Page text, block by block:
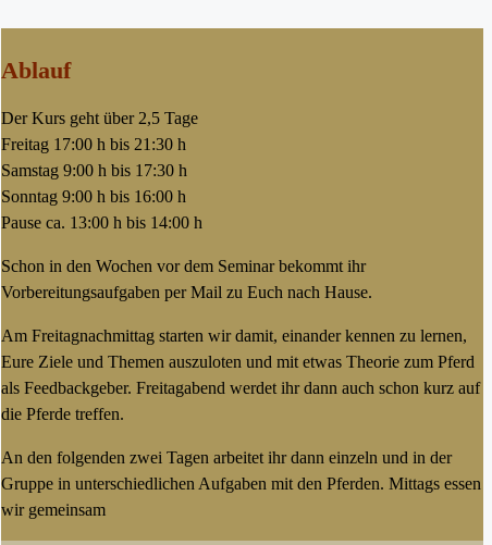
Ablauf
Der Kurs geht über 2,5 Tage
Freitag 17:00 h bis 21:30 h
Samstag 9:00 h bis 17:30 h
Sonntag 9:00 h bis 16:00 h
Pause ca. 13:00 h bis 14:00 h
Schon in den Wochen vor dem Seminar bekommt ihr
Vorbereitungsaufgaben per Mail zu Euch nach Hause.
Am Freitagnachmittag starten wir damit, einander kennen zu lernen,
Eure Ziele und Themen auszuloten und mit etwas Theorie zum Pferd
als Feedbackgeber. Freitagabend werdet ihr dann auch schon kurz auf
die Pferde treffen.
An den folgenden zwei Tagen arbeitet ihr dann einzeln und in der
Gruppe in unterschiedlichen Aufgaben mit den Pferden. Mittags essen
wir gemeinsam